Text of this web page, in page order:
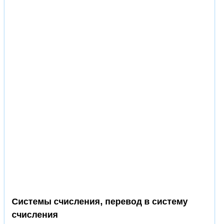
Системы счисления, перевод в систему
счисления